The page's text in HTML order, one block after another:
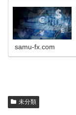
samu-fx.com
未分類